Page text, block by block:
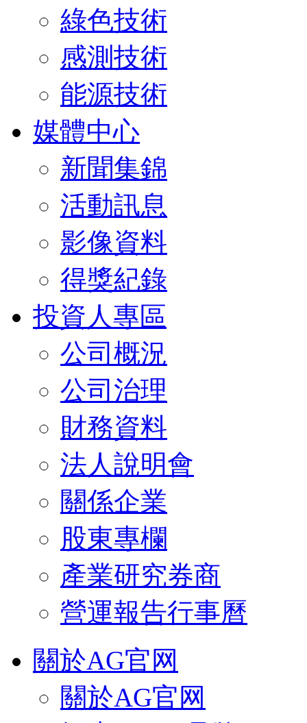
綠色技術
感測技術
能源技術
媒體中心
新聞集錦
活動訊息
影像資料
得獎紀錄
投資人專區
公司概況
公司治理
財務資料
法人說明會
關係企業
股東專欄
產業研究券商
營運報告行事曆
關於AG官网
關於AG官网